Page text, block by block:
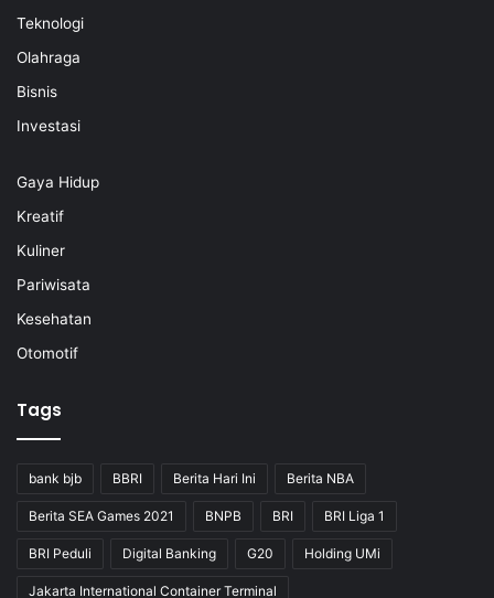
Teknologi
Olahraga
Bisnis
Investasi
Gaya Hidup
Kreatif
Kuliner
Pariwisata
Kesehatan
Otomotif
Tags
bank bjb BBRI Berita Hari Ini Berita NBA
Berita SEA Games 2021 BNPB BRI BRI Liga 1
BRI Peduli Digital Banking G20 Holding UMi
Jakarta International Container Terminal